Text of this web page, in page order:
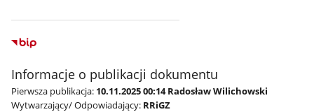
Informacje o publikacji dokumentu
Pierwsza publikacja: 10.11.2025 00:14 Radosław Wilichowski
Wytwarzający/ Odpowiadający: RRiGZ